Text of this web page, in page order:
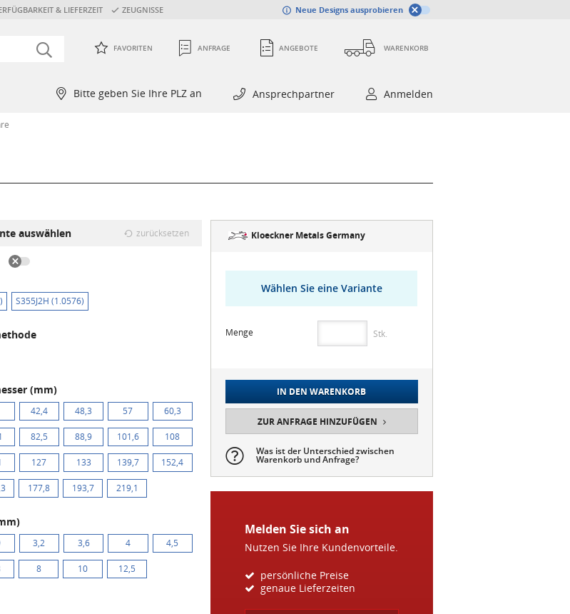
& LIEFERZEIT ZEUGNISSE Neue Designs ausprobieren
FAVORITEN ANFRAGE ANGEBOTE WARENKORB
Bitte geben Sie Ihre PLZ an Ansprechpartner Anmelden
auswählen zurücksetzen
S355J2H (1.0576)
(mm)
42,4 48,3 57 60,3
82,5 88,9 101,6 108
127 133 139,7 152,4
177,8 193,7 219,1
3,2 3,6 4 4,5
8 10 12,5
Kloeckner Metals Germany
Wählen Sie eine Variante
Menge
IN DEN WARENKORB
ZUR ANFRAGE HINZUFÜGEN
Was ist der Unterschied zwischen
Warenkorb und Anfrage?
Melden Sie sich an
Nutzen Sie Ihre Kundenvorteile.
persönliche Preise
genaue Lieferzeiten